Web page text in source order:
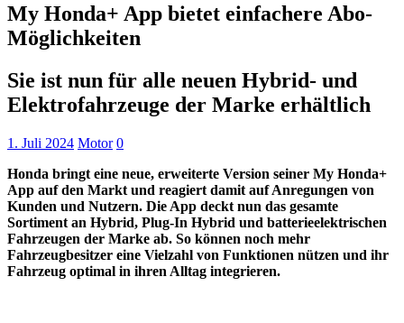
My Honda+ App bietet einfachere Abo-
Möglichkeiten
Sie ist nun für alle neuen Hybrid- und
Elektrofahrzeuge der Marke erhältlich
1. Juli 2024 Motor 0
Honda bringt eine neue, erweiterte Version seiner My Honda+
App auf den Markt und reagiert damit auf Anregungen von
Kunden und Nutzern. Die App deckt nun das gesamte
Sortiment an Hybrid, Plug-In Hybrid und batterieelektrischen
Fahrzeugen der Marke ab. So können noch mehr
Fahrzeugbesitzer eine Vielzahl von Funktionen nützen und ihr
Fahrzeug optimal in ihren Alltag integrieren.